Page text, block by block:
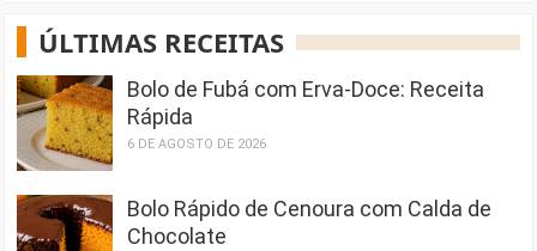
ÚLTIMAS RECEITAS
Bolo de Fubá com Erva-Doce: Receita
Rápida
6 DE AGOSTO DE 2026
Bolo Rápido de Cenoura com Calda de
Chocolate